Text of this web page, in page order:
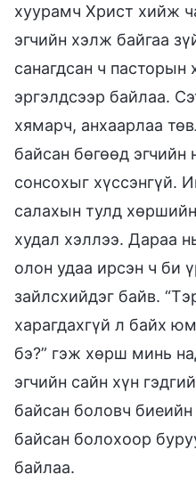
хуурамч Христ хийж
эгчийн хэлж байгаа
санагдсан ч пасторын
эргэлдсээр байлаа.
хямарч, анхаарлаа
байсан бөгөөд
сонсохыг хүссэнгүй.
салахын тулд
худал хэллээ. Дараа
олон удаа ирсэн ч би
зайлсхийдэг байв.
харагдахгүй л байх
бэ?” гэж хөрш минь
эгчийн сайн хүн
байсан боловч
байсан болохоор
байлаа.